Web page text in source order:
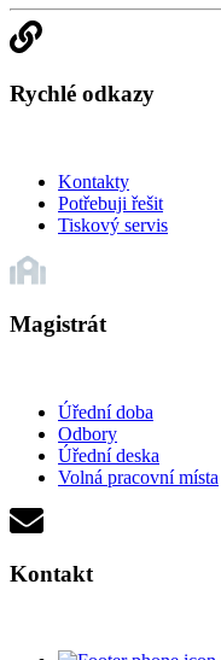
Rychlé odkazy
Kontakty
Potřebuji řešit
Tiskový servis
Magistrát
Úřední doba
Odbory
Úřední deska
Volná pracovní místa
Kontakt